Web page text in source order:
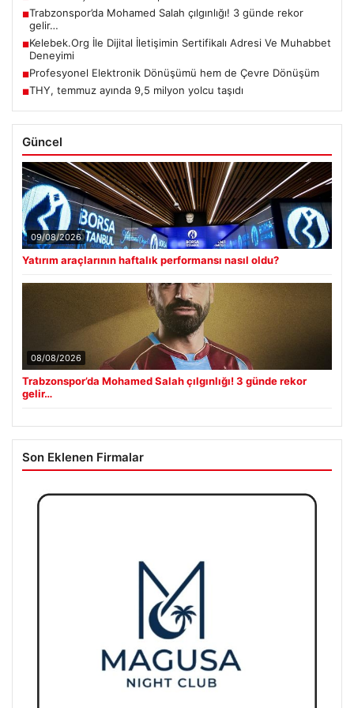
■Trabzonspor’da Mohamed Salah çılgınlığı! 3 günde rekor
gelir…
■Kelebek.Org İle Dijital İletişimin Sertifikalı Adresi Ve Muhabbet
Deneyimi
■Profesyonel Elektronik Dönüşümü hem de Çevre Dönüşüm
■THY, temmuz ayında 9,5 milyon yolcu taşıdı
Güncel
09/08/2026
Yatırım araçlarının haftalık performansı nasıl oldu?
08/08/2026
Trabzonspor’da Mohamed Salah çılgınlığı! 3 günde rekor
gelir…
Son Eklenen Firmalar